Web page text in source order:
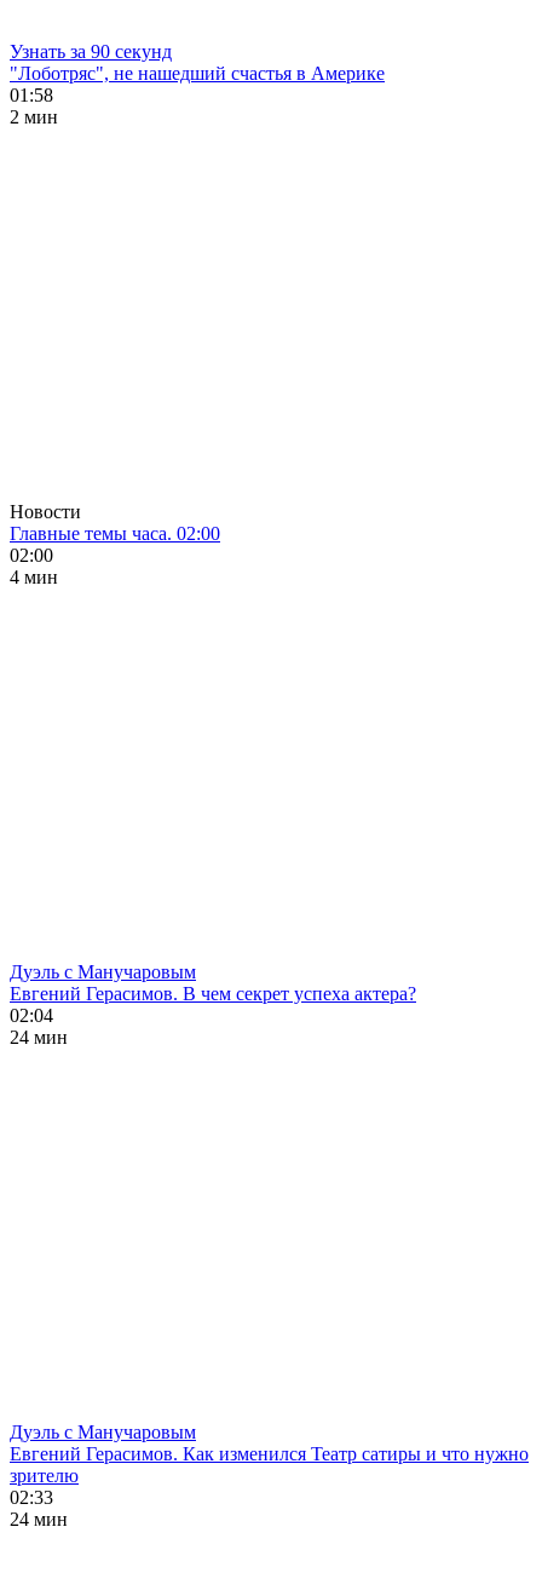
Узнать за 90 секунд
"Лоботряс", не нашедший счастья в Америке
01:58
2 мин
Новости
Главные темы часа. 02:00
02:00
4 мин
Дуэль с Манучаровым
Евгений Герасимов. В чем секрет успеха актера?
02:04
24 мин
Дуэль с Манучаровым
Евгений Герасимов. Как изменился Театр сатиры и что нужно
зрителю
02:33
24 мин